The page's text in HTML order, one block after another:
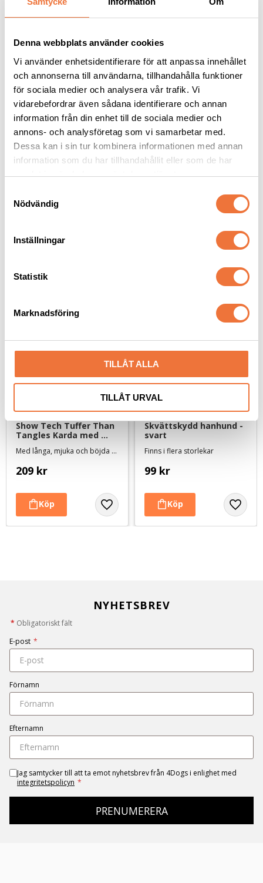
Denna webbplats använder cookies
Vi använder enhetsidentifierare för att anpassa innehållet
och annonserna till användarna, tillhandahålla funktioner
för sociala medier och analysera vår trafik. Vi
vidarebefordrar även sådana identifierare och annan
information från din enhet till de sociala medier och
annons- och analysföretag som vi samarbetar med.
Dessa kan i sin tur kombinera informationen med annan
information som du har tillhandahållit eller som de har
samlat in när du har använt deras tjänster.
Nödvändig
Inställningar
Statistik
Marknadsföring
TILLÅT ALLA
TILLÅT URVAL
Artero Ginger Mini kam
13 cm
Artero Beast Nature
Collection Flexkarda -
Show Tech Tuffer Than
Tangles Karda med
normala stift - Large
Med långa, mjuka och böjda stift
209 kr
Skvättskydd hanhund -
svart
Finns i flera storlekar
99 kr
NYHETSBREV
* Obligatoriskt fält
E-post *
Förnamn
Efternamn
Jag samtycker till att ta emot nyhetsbrev från 4Dogs i enlighet med
integritetspolicyn *
PRENUMERERA